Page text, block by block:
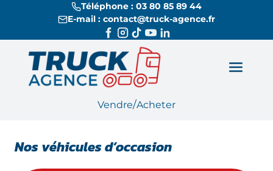
Téléphone : 03 80 85 89 44
E-mail : contact@truck-agence.fr
Vendre/Acheter
Nos véhicules d’occasion